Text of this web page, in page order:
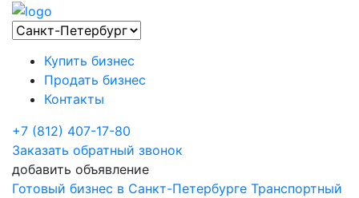
Купить бизнес
Продать бизнес
Контакты
+7 (812) 407-17-80
Заказать обратный звонок
добавить объявление
Готовый бизнес в Санкт-Петербурге Транспортный